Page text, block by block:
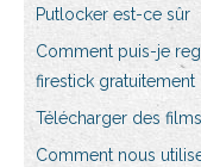
Putlocker est-ce sûr
Comment puis-je
firestick gratuitement
Télécharger des
Comment nous